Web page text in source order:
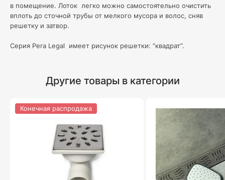
в помещение. Лоток легко можно самостоятельно очистить
вплоть до сточной трубы от мелкого мусора и волос, сняв
решетку и затвор.
Серия Pera Legal имеет рисунок решетки: “квадрат”.
Другие товары в категории
Конечная распродажа